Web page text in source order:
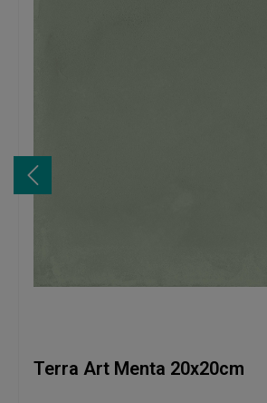
Terra Art Menta 20x20cm